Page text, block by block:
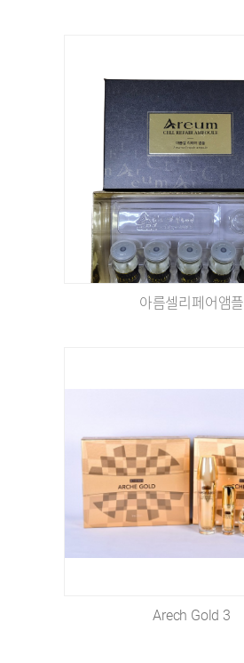
아름셀리페어앰플
Arech Gold 3